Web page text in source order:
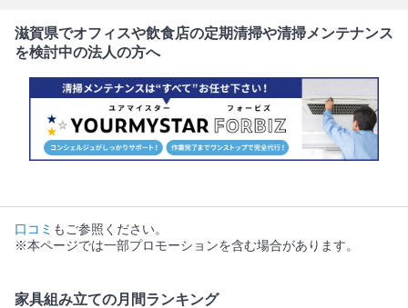
滋賀県でオフィスや飲食店の定期清掃や清掃メンテナンス
を検討中の法人の方へ
口コミ もご参照ください。
※本ページでは一部プロモーションを含む場合があります。
家具組み立ての月間ランキング